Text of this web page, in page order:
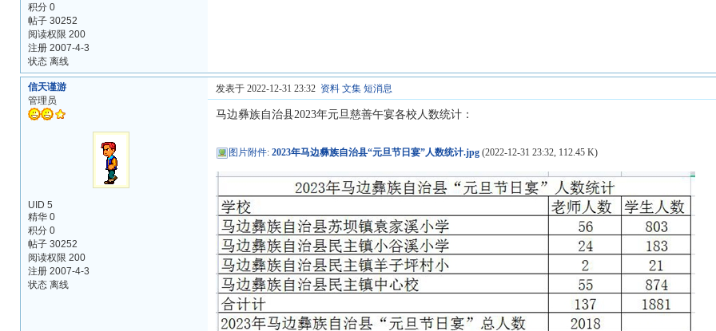
积分 0
帖子 30252
阅读权限 200
注册 2007-4-3
状态 离线
信天谨游
管理员
UID 5
精华 0
积分 0
帖子 30252
阅读权限 200
注册 2007-4-3
状态 离线
发表于 2022-12-31 23:32 资料 文集 短消息
马边彝族自治县2023年元旦慈善午宴各校人数统计：
图片附件: 2023年马边彝族自治县“元旦节日宴”人数统计.jpg(2022-12-31 23:32, 112.45 K)